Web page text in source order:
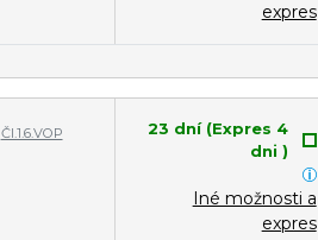
expres
Čl.1.6.VOP
23 dní (Expres 4
dni )
Iné možnosti a
expres